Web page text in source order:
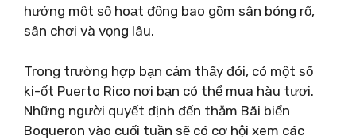
hưởng một số hoạt động bao gồm sân bóng rổ,
sân chơi và vọng lâu.
Trong trường hợp bạn cảm thấy đói, có một số
ki-ốt Puerto Rico nơi bạn có thể mua hàu tươi.
Những người quyết định đến thăm Bãi biển
Boqueron vào cuối tuần sẽ có cơ hội xem các